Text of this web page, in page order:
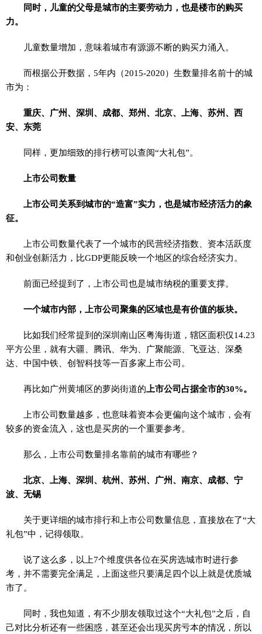
同时，儿童的父母是城市的主要劳动力，也是楼市的购买
力。
儿童数量增加，意味着城市有源源不断的购买力涌入。
而根据公开数据，5年内（2015-2020）生数量排名前十的城
市为：
重庆、广州、深圳、成都、郑州、北京、上海、苏州、西
安、东莞
同样，更加细致的排行榜可以查阅“大礼包”。
上市公司数量
上市公司关系到城市的“造富”实力，也是城市经济活力的象
征。
上市公司数量代表了一个城市的民营经济指数、资本活跃度
和创业创新活力，比GDP更能反映一个地区的综合经济实力。
前面已经提到了，上市公司也是城市纳税的重要支撑。
一个城市内部，上市公司聚集的区域也是有价值的板块。
比如我们经常提到的深圳南山区粤海街道，辖区面积仅14.23
平方公里，就有大疆、腾讯、华为、广聚能源、飞亚达、深桑
达、中国中铁、创智科技等一百多家上市公司。
再比如广州黄埔区的萝岗街道的 上市公司占据全市的30%。
上市公司数量越多，也意味着资本会更偏向这个城市，会有
较多的资金流入，这也是买房的一个重要参考。
那么，上市公司数量排名靠前的城市有哪些？
北京、上海、深圳、杭州、苏州、广州、南京、成都、宁
波、无锡
关于更详细的城市排行和上市公司数量信息，直接放在了“大
礼包”中，记得领取。
说了这么多，以上7个维度供各位在买房选城市时进行参
考，并不需要完全满足，上面这些只要满足四个以上就是优质城
市了。
同时，我也知道，有不少朋友领取过这个“大礼包”之后，自
己对比分析还有一些困惑，甚至还会出现买房亏本的情况，所以